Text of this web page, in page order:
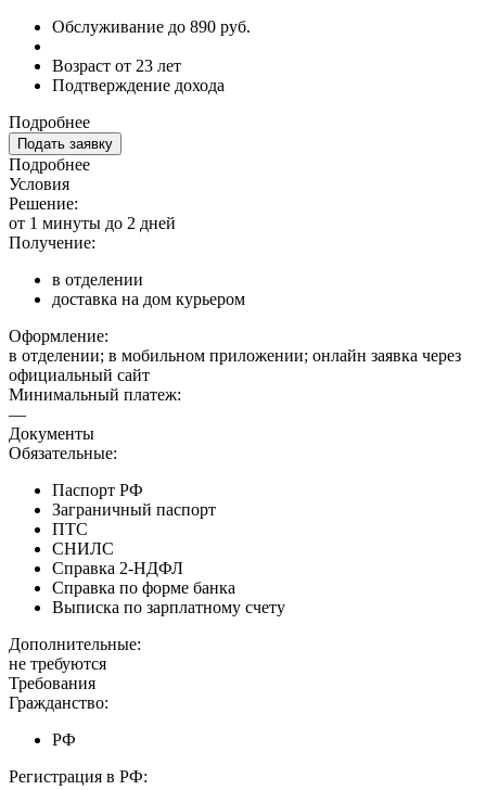
Обслуживание до 890 руб.
Возраст от 23 лет
Подтверждение дохода
Подробнее
Подать заявку
Подробнее
Условия
Решение:
от 1 минуты до 2 дней
Получение:
в отделении
доставка на дом курьером
Оформление:
в отделении; в мобильном приложении; онлайн заявка через
официальный сайт
Минимальный платеж:
—
Документы
Обязательные:
Паспорт РФ
Заграничный паспорт
ПТС
СНИЛС
Справка 2-НДФЛ
Справка по форме банка
Выписка по зарплатному счету
Дополнительные:
не требуются
Требования
Гражданство:
РФ
Регистрация в РФ: